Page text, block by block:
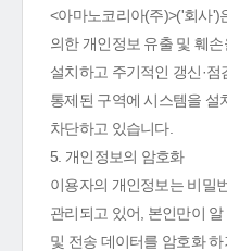
<아마노코리아(주)>('회사')
의한 개인정보 유출 및 훼
설치하고 주기적인 갱신·
통제된 구역에 시스템을 설
차단하고 있습니다.
5. 개인정보의 암호화
이용자의 개인정보는 비밀
관리되고 있어, 본인만이
및 전송 데이터를 암호화